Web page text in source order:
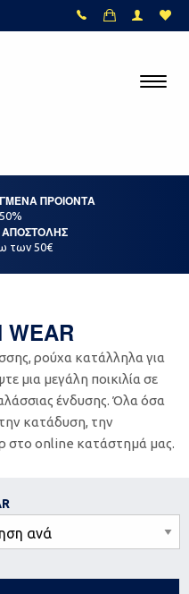
ΠΡΟΙΟΝΤΑ
των 50€
ρούχα κατάλληλα για
μια μεγάλη ποικιλία σε
ένδυσης. Όλα όσα
κατάδυση, την
στο online κατάστημά μας.